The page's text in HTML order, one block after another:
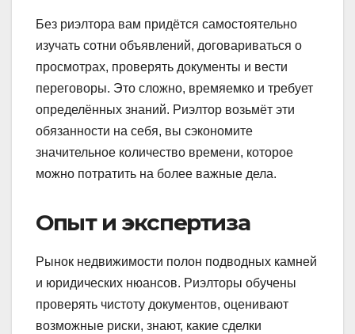
Без риэлтора вам придётся самостоятельно
изучать сотни объявлений, договариваться о
просмотрах, проверять документы и вести
переговоры. Это сложно, времяемко и требует
определённых знаний. Риэлтор возьмёт эти
обязанности на себя, вы сэкономите
значительное количество времени, которое
можно потратить на более важные дела.
Опыт и экспертиза
Рынок недвижимости полон подводных камней
и юридических нюансов. Риэлторы обучены
проверять чистоту документов, оценивают
возможные риски, знают, какие сделки